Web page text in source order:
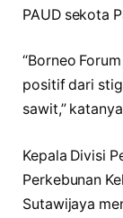
PAUD sekota
“Borneo
positif dari
sawit,”
Kepala Divisi
Perkebunan
Sutawijaya